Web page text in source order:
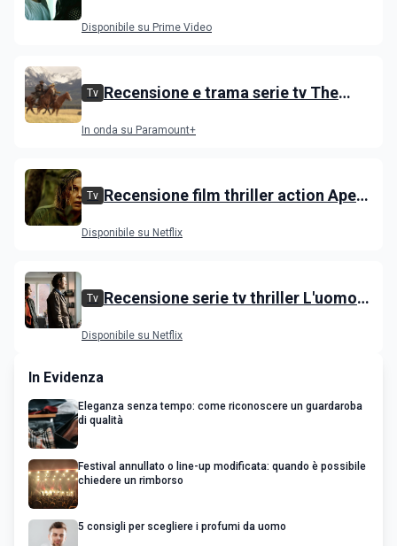
Disponibile su Prime Video
Tv Recensione e trama serie tv The
In onda su Paramount+
Tv Recensione film thriller action Apex
Disponibile su Netflix
Tv Recensione serie tv thriller L'uomo
Disponibile su Netflix
In Evidenza
Eleganza senza tempo: come riconoscere un guardaroba
di qualità
Festival annullato o line-up modificata: quando è possibile
chiedere un rimborso
5 consigli per scegliere i profumi da uomo